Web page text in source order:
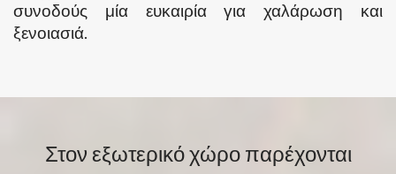
συνοδούς μία ευκαιρία για χαλάρωση και
ξενοιασιά.
Στον εξωτερικό χώρο παρέχονται